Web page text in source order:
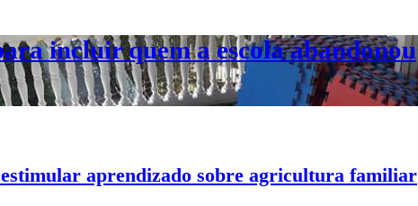
incluir quem a escola abandonou
aprendizado sobre agricultura familiar